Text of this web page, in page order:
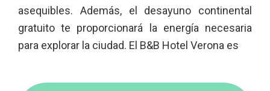
asequibles. Además, el desayuno continental
gratuito te proporcionará la energía necesaria
para explorar la ciudad. El B&B Hotel Verona es